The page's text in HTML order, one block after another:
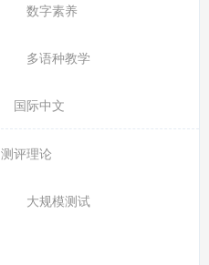
数字素养
多语种教学
国际中文
测评理论
大规模测试